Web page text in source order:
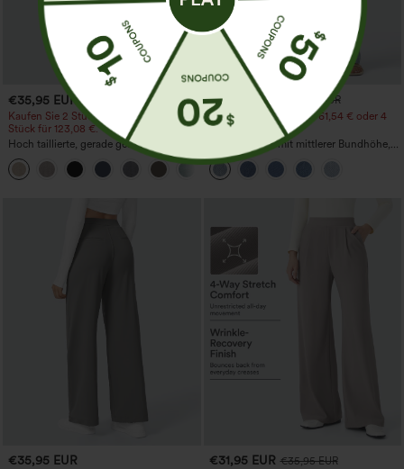
€35,95 EUR
Kaufen Sie 2 Stück für 61,54 € oder 4
Stück für 123,08 €.
Hoch taillierte, gerade geschnittene,
legere Leinen-Optik-Hose mit Taschen
+5
€44,95 EUR
€49,95 EUR
Kaufen Sie 2 Stück für 61,54 € oder 4
Stück für 123,08 €.
Lässige Jeans mit mittlerer Bundhöhe,
Kordelzug und Taschen
€35,95 EUR €31,95 EUR €35,95 EUR